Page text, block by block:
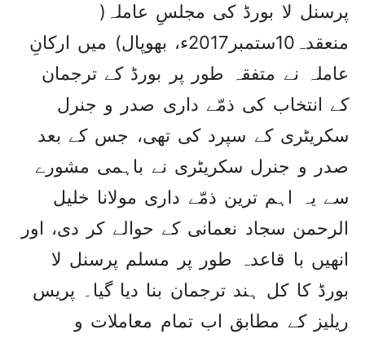
پرسنل لا بورڈ کی مجلسِ عاملہ(
منعقدہ10ستمبر2017ء، بھوپال) میں ارکانِ
عاملہ نے متفقہ طور پر بورڈ کے ترجمان
کے انتخاب کی ذمّے داری صدر و جنرل
سکریٹری کے سپرد کی تھی، جس کے بعد
صدر و جنرل سکریٹری نے باہمی مشورے
سے یہ اہم ترین ذمّے داری مولانا خلیل
الرحمن سجاد نعمانی کے حوالے کر دی، اور
انھیں با قاعدہ طور پر مسلم پرسنل لا
بورڈ کا کل ہند ترجمان بنا دیا گیا۔ پریس
ریلیز کے مطابق اب تمام معاملات و